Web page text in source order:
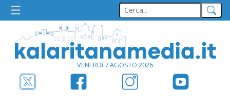
VENERDì 7 AGOSTO 2026